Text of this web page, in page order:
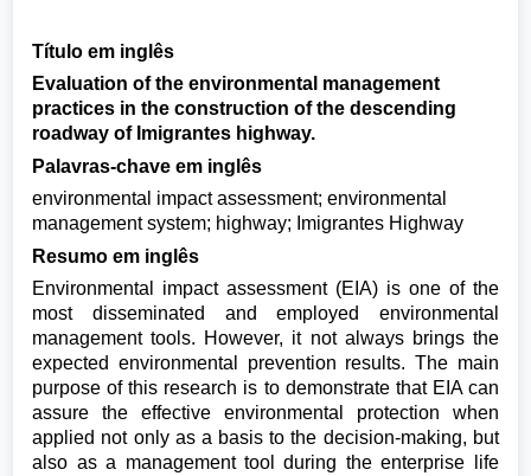
Título em inglês
Evaluation of the environmental management
practices in the construction of the descending
roadway of Imigrantes highway.
Palavras-chave em inglês
environmental impact assessment; environmental
management system; highway; Imigrantes Highway
Resumo em inglês
Environmental impact assessment (EIA) is one of the
most disseminated and employed environmental
management tools. However, it not always brings the
expected environmental prevention results. The main
purpose of this research is to demonstrate that EIA can
assure the effective environmental protection when
applied not only as a basis to the decision-making, but
also as a management tool during the enterprise life